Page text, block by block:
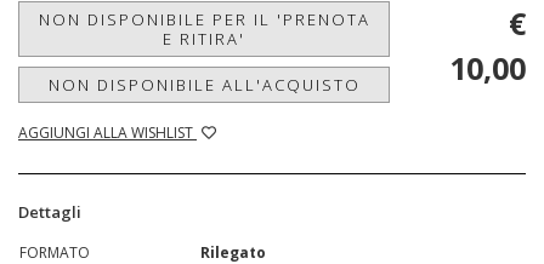
NON DISPONIBILE PER IL 'PRENOTA
E RITIRA'
NON DISPONIBILE ALL'ACQUISTO
AGGIUNGI ALLA WISHLIST
€
10,00
Dettagli
FORMATO
Rilegato